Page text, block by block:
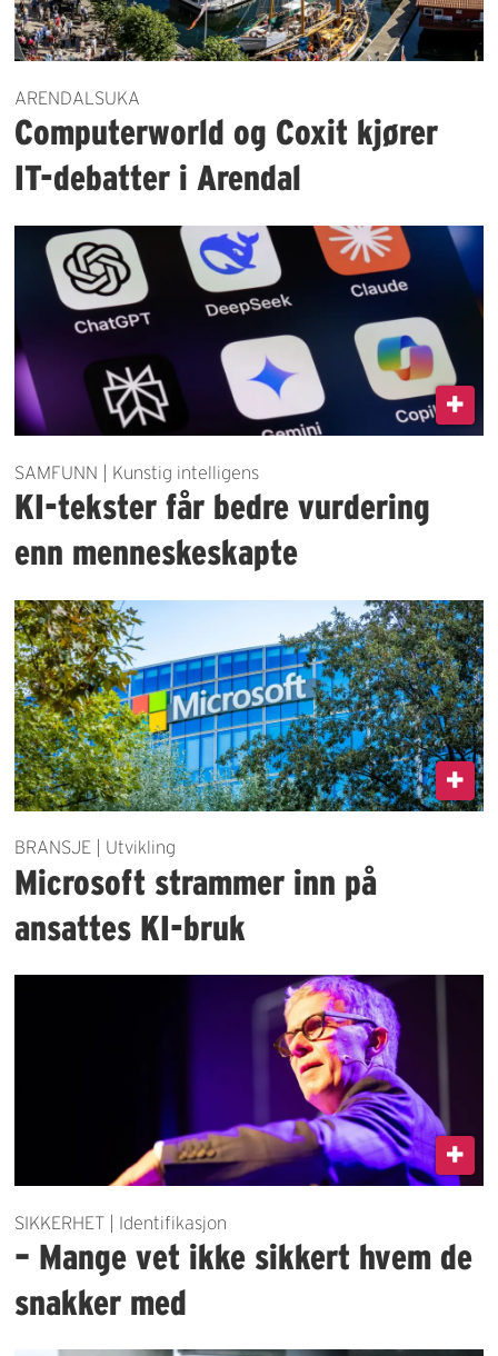
ARENDALSUKA
Computerworld og Coxit kjører
IT-debatter i Arendal
SAMFUNN | Kunstig intelligens
KI-tekster får bedre vurdering
enn menneskeskapte
BRANSJE | Utvikling
Microsoft strammer inn på
ansattes KI-bruk
SIKKERHET | Identifikasjon
– Mange vet ikke sikkert hvem de
snakker med